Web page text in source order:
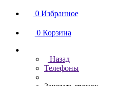
0 Избранное
0 Корзина
Назад
Телефоны